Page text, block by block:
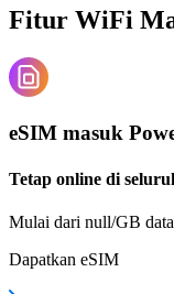
Fitur WiFi
eSIM masuk
Tetap online di
Mulai dari null/GB data
Dapatkan eSIM